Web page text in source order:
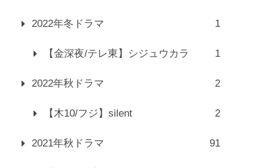
2022年冬ドラマ 1
【金深夜/テレ東】シジュウカラ 1
2022年秋ドラマ 2
【木10/フジ】silent 2
2021年秋ドラマ 91